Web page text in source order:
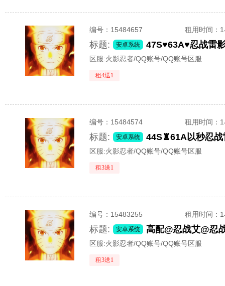
编号： 15484657 租用时间 ：
标题: 安卓系统 47S♥63A♥忍战雷
区服:火影忍者/QQ账号/QQ账号区服
租4送1
编号： 15484574 租用时间 ：
标题: 安卓系统
区服:火影忍者/QQ账号/QQ账号区服
租3送1
编号： 15483255 租用时间 ：
标题: 安卓系统 高配@忍战艾@忍
区服:火影忍者/QQ账号/QQ账号区服
租3送1